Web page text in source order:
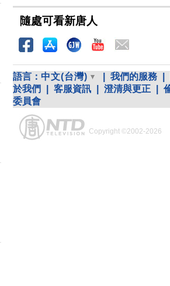
隨處可看新唐人
語言： 中文(台灣) 我們的服務
於我們
客服資訊 澄清與更正
委員會
Copyright ©2002-2026